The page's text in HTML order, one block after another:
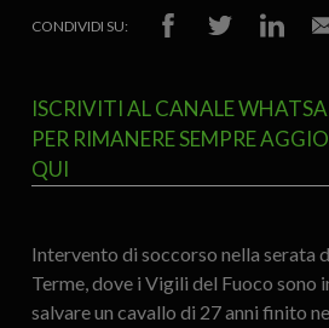
CONDIVIDI SU:
ISCRIVITI AL CANALE
PER RIMANERE SEMPRE
QUI
Intervento di soccorso nella serata
Terme, dove i Vigili del Fuoco sono
salvare un cavallo di 27 anni finito